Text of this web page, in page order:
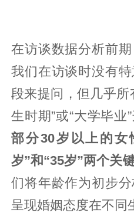
在访谈数据分析前
我们在访谈时没有
段来提问，但几乎所
生时期”或“大学毕业
部分30岁以上的女
岁”和“35岁”两个关
们将年龄作为初步
呈现婚姻态度在不同